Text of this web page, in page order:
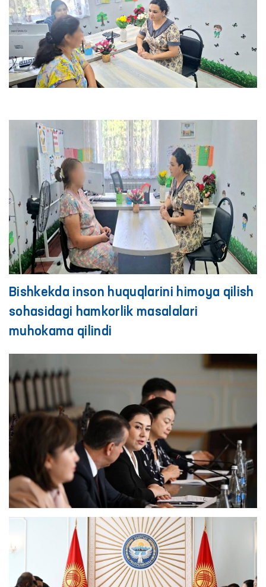
Bishkekda inson huquqlarini himoya qilish
sohasidagi hamkorlik masalalari
muhokama qilindi